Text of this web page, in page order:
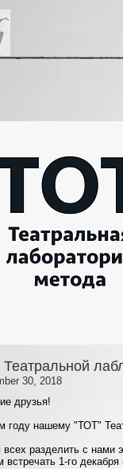
30, 2018
друзья!
году нашему "ТОТ"
разделить с нами
встречать 1-го